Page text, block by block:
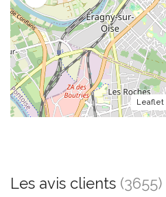
Leaflet
Les avis clients (3655)